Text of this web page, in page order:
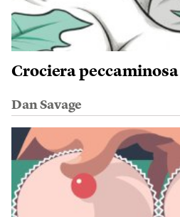
Crociera peccaminosa
Dan Savage